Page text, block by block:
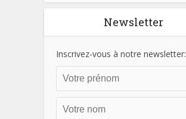
Newsletter
Inscrivez-vous à notre newsletter: